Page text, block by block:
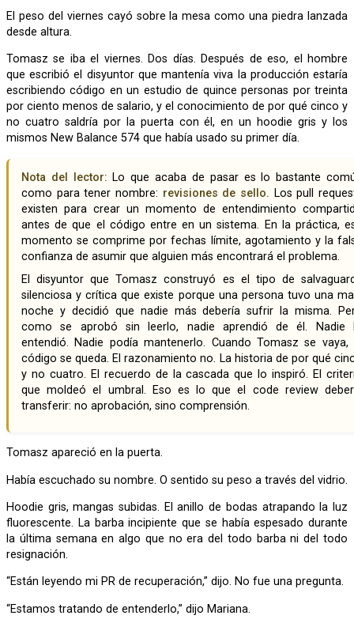
El peso del viernes cayó sobre la mesa como una piedra lanzada
desde altura.
Tomasz se iba el viernes. Dos días. Después de eso, el hombre
que escribió el disyuntor que mantenía viva la producción estaría
escribiendo código en un estudio de quince personas por treinta
por ciento menos de salario, y el conocimiento de por qué cinco y
no cuatro saldría por la puerta con él, en un hoodie gris y los
mismos New Balance 574 que había usado su primer día.
Nota del lector: Lo que acaba de pasar es lo bastante
como para tener nombre: revisiones de sello. Los pull
existen para crear un momento de entendimiento
antes de que el código entre en un sistema. En la práctica,
momento se comprime por fechas límite, agotamiento y la
confianza de asumir que alguien más encontrará el problema.
El disyuntor que Tomasz construyó es el tipo de salvaguarda
silenciosa y crítica que existe porque una persona tuvo una
noche y decidió que nadie más debería sufrir la misma.
como se aprobó sin leerlo, nadie aprendió de él. Nadie
entendió. Nadie podía mantenerlo. Cuando Tomasz se vaya,
código se queda. El razonamiento no. La historia de por qué
y no cuatro. El recuerdo de la cascada que lo inspiró. El
que moldeó el umbral. Eso es lo que el code review
transferir: no aprobación, sino comprensión.
Tomasz apareció en la puerta.
Había escuchado su nombre. O sentido su peso a través del vidrio.
Hoodie gris, mangas subidas. El anillo de bodas atrapando la luz
fluorescente. La barba incipiente que se había espesado durante
la última semana en algo que no era del todo barba ni del todo
resignación.
“Están leyendo mi PR de recuperación,” dijo. No fue una pregunta.
“Estamos tratando de entenderlo,” dijo Mariana.